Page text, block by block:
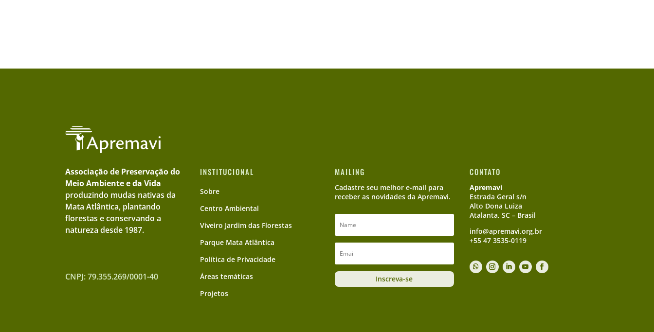
Associação de Preservação do
Meio Ambiente e da Vida
produzindo mudas nativas da
Mata Atlântica, plantando
florestas e conservando a
natureza desde 1987.
CNPJ: 79.355.269/0001-40
INSTITUCIONAL
Sobre
Centro Ambiental
Viveiro Jardim das Florestas
Parque Mata Atlântica
Política de Privacidade
Áreas temáticas
Projetos
MAILING
Cadastre seu melhor e-mail para
receber as novidades da Apremavi.
Inscreva-se
CONTATO
Apremavi
Estrada Geral s/n
Alto Dona Luiza
Atalanta, SC – Brasil
info@apremavi.org.br
+55 47 3535-0119